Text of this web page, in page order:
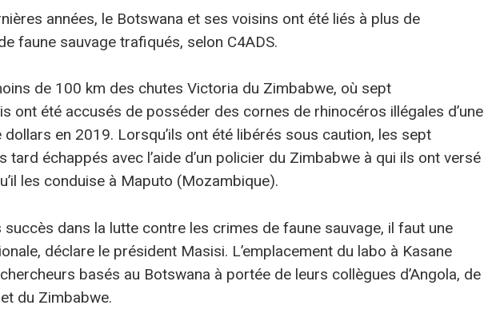
années, le Botswana et ses voisins ont été liés à plus de
faune sauvage trafiqués, selon C4ADS.
de 100 km des chutes Victoria du Zimbabwe, où sept
ont été accusés de posséder des cornes de rhinocéros illégales d’une
dollars en 2019. Lorsqu’ils ont été libérés sous caution, les sept
tard échappés avec l’aide d’un policier du Zimbabwe à qui ils ont versé
les conduise à Maputo (Mozambique).
dans la lutte contre les crimes de faune sauvage, il faut une
déclare le président Masisi. L’emplacement du labo à Kasane
basés au Botswana à portée de leurs collègues d’Angola, de
du Zimbabwe.